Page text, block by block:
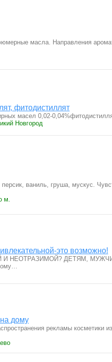
масла. Направления
фитодистиллят
масел 0,02-
Новгород
ваниль, груша, мускус.
м.
это возможно!
И НЕОТРАЗИМОЙ? ДЕТЯМ,
дому
рекламы косметики